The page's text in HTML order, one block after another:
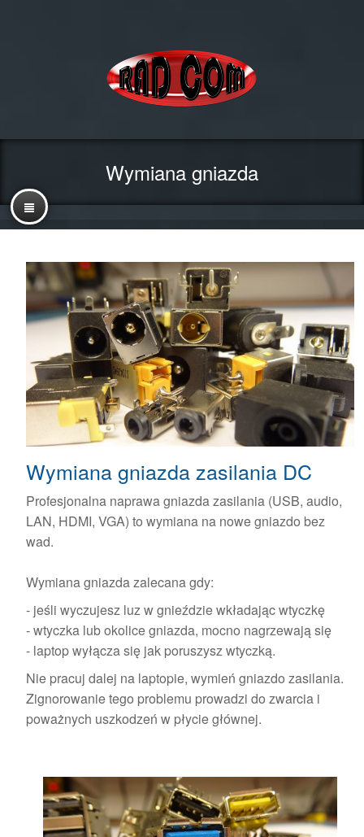
Wymiana gniazda
Wymiana gniazda zasilania DC
Profesjonalna naprawa gniazda zasilania (USB, audio,
LAN, HDMI, VGA) to wymiana na nowe gniazdo bez
wad.
Wymiana gniazda zalecana gdy:
- jeśli wyczujesz luz w gnieździe wkładając wtyczkę
- wtyczka lub okolice gniazda, mocno nagrzewają się
- laptop wyłącza się jak poruszysz wtyczką.
Nie pracuj dalej na laptopie, wymień gniazdo zasilania.
Zignorowanie tego problemu prowadzi do zwarcia i
poważnych uszkodzeń w płycie głównej.